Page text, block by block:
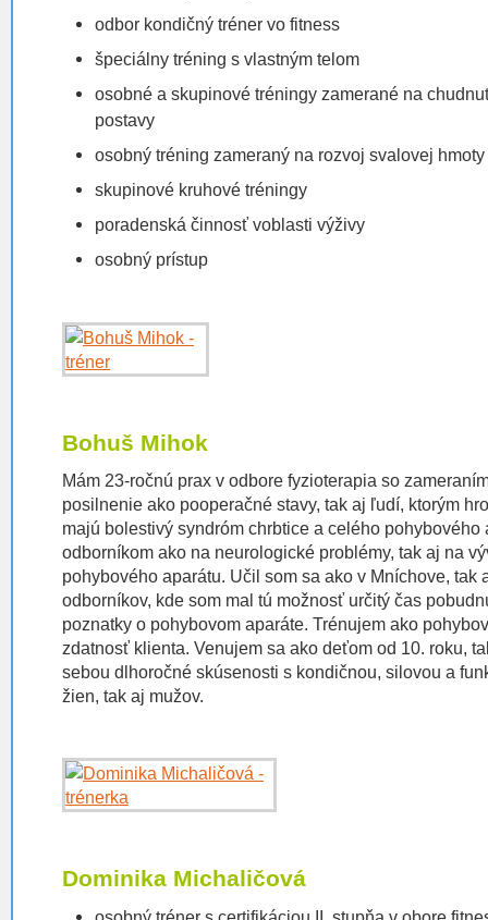
odbor kondičný tréner vo fitness
špeciálny tréning s vlastným telom
osobné a skupinové tréningy zamerané na
postavy
osobný tréning zameraný na rozvoj svalovej
skupinové kruhové tréningy
poradenská činnosť voblasti výživy
osobný prístup
Bohuš Mihok
Mám 23-ročnú prax v odbore fyzioterapia so
posilnenie ako pooperačné stavy, tak aj ľudí, ktorým
majú bolestivý syndróm chrbtice a celého pohybového
odborníkom ako na neurologické problémy, tak aj na
pohybového aparátu. Učil som sa ako v Mníchove, tak
odborníkov, kde som mal tú možnosť určitý čas
poznatky o pohybovom aparáte. Trénujem ako
zdatnosť klienta. Venujem sa ako deťom od 10. roku,
sebou dlhoročné skúsenosti s kondičnou, silovou a
žien, tak aj mužov.
Dominika Michaličová